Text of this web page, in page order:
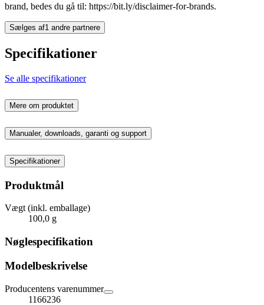
brand, bedes du gå til: https://bit.ly/disclaimer-for-brands.
Sælges af1 andre partnere
Specifikationer
Se alle specifikationer
Mere om produktet
Manualer, downloads, garanti og support
Specifikationer
Produktmål
Vægt (inkl. emballage)
100,0 g
Nøglespecifikation
Modelbeskrivelse
Producentens varenummer
1166236